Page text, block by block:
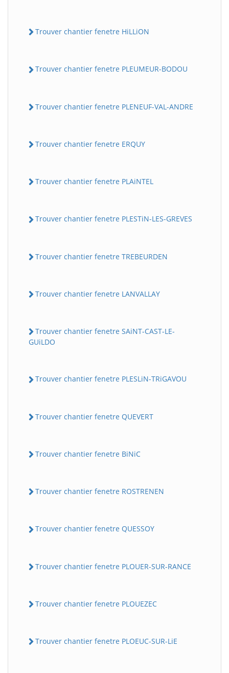
Trouver chantier fenetre HiLLiON
Trouver chantier fenetre PLEUMEUR-BODOU
Trouver chantier fenetre PLENEUF-VAL-ANDRE
Trouver chantier fenetre ERQUY
Trouver chantier fenetre PLAiNTEL
Trouver chantier fenetre PLESTiN-LES-GREVES
Trouver chantier fenetre TREBEURDEN
Trouver chantier fenetre LANVALLAY
Trouver chantier fenetre SAiNT-CAST-LE-
GUiLDO
Trouver chantier fenetre PLESLiN-TRiGAVOU
Trouver chantier fenetre QUEVERT
Trouver chantier fenetre BiNiC
Trouver chantier fenetre ROSTRENEN
Trouver chantier fenetre QUESSOY
Trouver chantier fenetre PLOUER-SUR-RANCE
Trouver chantier fenetre PLOUEZEC
Trouver chantier fenetre PLOEUC-SUR-LiE